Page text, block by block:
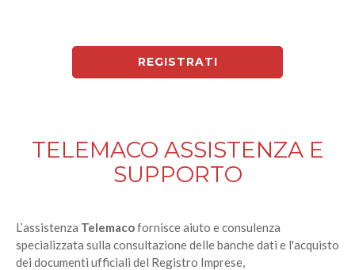
REGISTRATI
TELEMACO ASSISTENZA E
SUPPORTO
L’assistenza Telemacofornisce aiuto e consulenza
specializzata sulla consultazione delle banche dati e l'acquisto
dei documenti ufficiali del Registro Imprese,